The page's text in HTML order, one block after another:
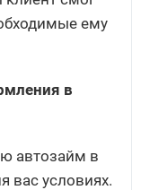
ему
в
автозайм в
вас условиях.